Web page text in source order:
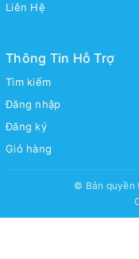
Liên Hệ
Thông Tin Hỗ Trợ
Tìm kiếm
Đăng nhập
Đăng ký
Giỏ hàng
© Bản quyền